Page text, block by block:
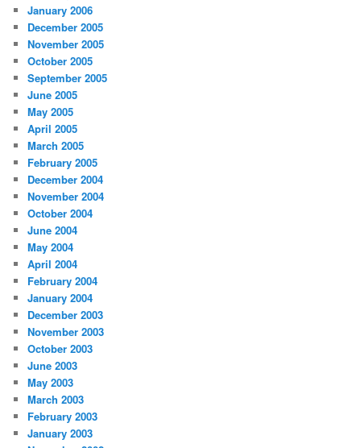
January 2006
December 2005
November 2005
October 2005
September 2005
June 2005
May 2005
April 2005
March 2005
February 2005
December 2004
November 2004
October 2004
June 2004
May 2004
April 2004
February 2004
January 2004
December 2003
November 2003
October 2003
June 2003
May 2003
March 2003
February 2003
January 2003